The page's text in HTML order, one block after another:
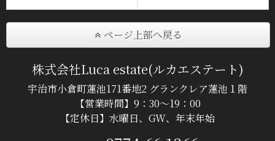
ページ上部へ戻る
株式会社Luca estate(ルカエステート)
宇治市小倉町蓮池171番地2 グランクレア蓮池１階
【営業時間】9：30～19：00
【定休日】水曜日、GW、年末年始